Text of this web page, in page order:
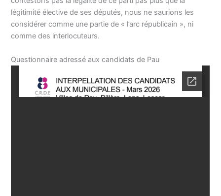
légitimité élective de ses députés, nous ne saurions les
considérer comme une partie de « l’arc républicain », ni
comme des interlocuteurs.
Questionnaire adressé aux candidats de Pau